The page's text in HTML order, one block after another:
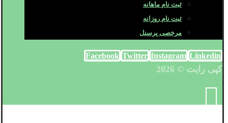
ثبت نام ماهانه
ثبت نام روزانه
مرخصی پرسنل
Facebook Twitter Instagram Linkedin
کپی رایت © 2026